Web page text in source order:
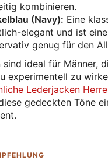
kombinieren.
(Navy): Eine
elegant und ist
genug für den
sind ideal für Männer,
experimentell zu
Lederjacken
gedeckten Töne